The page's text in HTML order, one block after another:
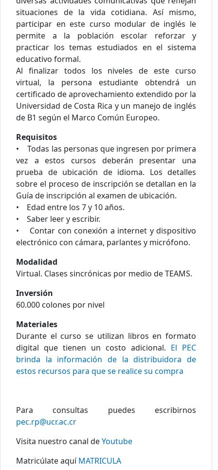
situaciones de la vida cotidiana. Así mismo,
participar en este curso modular de inglés le
permite a la población escolar reforzar y
practicar los temas estudiados en el sistema
educativo formal.
Al finalizar todos los niveles de este curso
virtual, la persona estudiante obtendrá un
certificado de aprovechamiento extendido por la
Universidad de Costa Rica y un manejo de inglés
de B1 según el Marco Común Europeo.
Requisitos
• Todas las personas que ingresen por primera
vez a estos cursos deberán presentar una
prueba de ubicación de idioma. Los detalles
sobre el proceso de inscripción se detallan en la
Guía de inscripción al examen de ubicación.
• Edad entre los 7 y 10 años.
• Saber leer y escribir.
• Contar con conexión a internet y dispositivo
electrónico con cámara, parlantes y micrófono.
Modalidad
Virtual. Clases sincrónicas por medio de TEAMS.
Inversión
60.000 colones por nivel
Materiales
Durante el curso se utilizan libros en formato
digital que tienen un costo adicional. El PEC
brinda la información de la distribuidora de
estos recursos para que se realice su compra
Para consultas puedes escribirnos
pec.rp@ucr.ac.cr
Visita nuestro canal deYoutube
Matricúlate aquíMATRICULA